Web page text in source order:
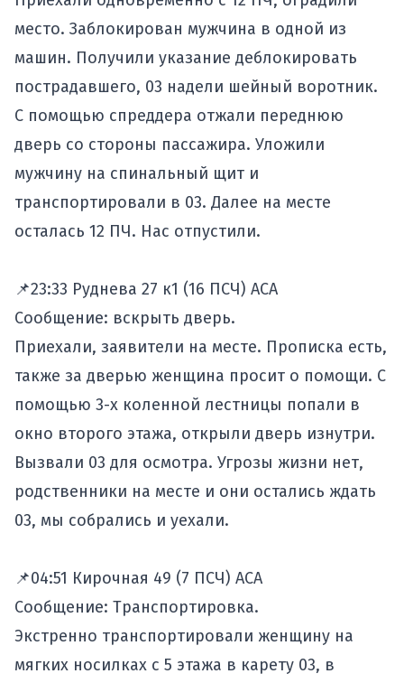
место. Заблокирован мужчина в одной из
машин. Получили указание деблокировать
пострадавшего, 03 надели шейный воротник.
С помощью спреддера отжали переднюю
дверь со стороны пассажира. Уложили
мужчину на спинальный щит и
транспортировали в 03. Далее на месте
осталась 12 ПЧ. Нас отпустили.
📌23:33 Руднева 27 к1 (16 ПСЧ) АСА
Сообщение: вскрыть дверь.
Приехали, заявители на месте. Прописка есть,
также за дверью женщина просит о помощи. С
помощью 3-х коленной лестницы попали в
окно второго этажа, открыли дверь изнутри.
Вызвали 03 для осмотра. Угрозы жизни нет,
родственники на месте и они остались ждать
03, мы собрались и уехали.
📌04:51 Кирочная 49 (7 ПСЧ) АСА
Сообщение: Транспортировка.
Экстренно транспортировали женщину на
мягких носилках с 5 этажа в карету 03, в